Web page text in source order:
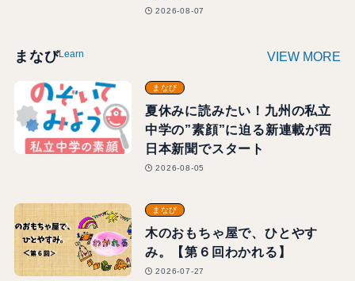
2026-08-07
まなびLearn VIEW MORE
まなび
夏休みに読みたい！九州の私立
中学の”素顔”に迫る新連載が西
日本新聞でスタート
2026-08-05
まなび
木のおもちゃ屋で、ひとやす
み。【第６回わかれる】
2026-07-27